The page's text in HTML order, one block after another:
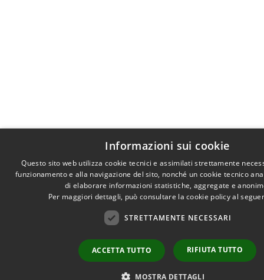
Informazioni sui cookie
Questo sito web utilizza cookie tecnici e assimilati strettamente
funzionamento e alla navigazione del sito, nonché un cookie tecnico
di elaborare informazioni statistiche, aggregate e
Per maggiori dettagli, può consultare la cookie policy al
STRETTAMENTE NECESSARI
ACCETTA TUTTO RIFIUTA TUTTO
MOSTRA DETTAGLI